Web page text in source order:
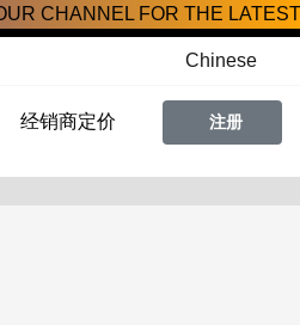
CHANNEL FOR THE
Chinese
经销商定价 注册